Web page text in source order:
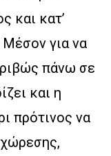
και κατ’
για να
πάνω σε
και η
πρότινος να